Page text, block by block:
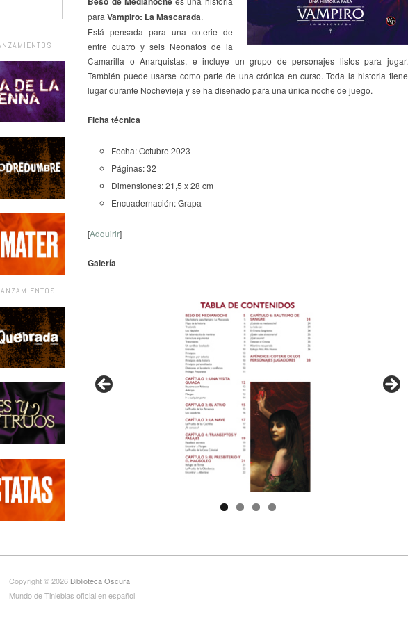
paraVampiro: La Mascarada.
Está pensada para una coterie de
entre cuatro y seis Neonatos de la
Camarilla o Anarquistas, e incluye un grupo de personajes listos para jugar.
También puede usarse como parte de una crónica en curso. Toda la historia tiene
lugar durante Nochevieja y se ha diseñado para una única noche de juego.
Ficha técnica
Fecha: Octubre 2023
Páginas: 32
Dimensiones: 21,5 x 28 cm
Encuadernación: Grapa
[Adquirir]
Galería
Copyright © 2026 Biblioteca Oscura
Mundo de Tinieblas oficial en español